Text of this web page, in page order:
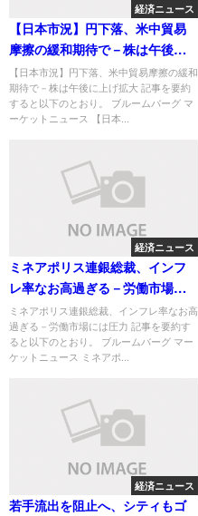
経済ニュース
【日本市況】円下落、米中貿易
摩擦の緩和期待で－株は午後に
上げ拡大
【日本市況】円下落、米中貿易摩擦の緩和
期待で－株は午後に上げ拡大 記事を要約
すると以下のとおり。 ブルームバーグ マ
ーケットニュース 【日本...
経済ニュース
ミネアポリス連銀総裁、インフ
レ率なお高過ぎる－労働市場に
は圧力
ミネアポリス連銀総裁、インフレ率なお高
過ぎる－労働市場には圧力 記事を要約す
ると以下のとおり。 ブルームバーグ マー
ケットニュース ミネアポ...
経済ニュース
若手流出を阻止へ、シティもゴ